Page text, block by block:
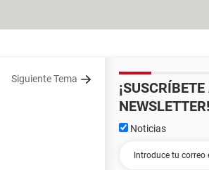
Siguiente Tema
NEWSLETTER!
Noticias